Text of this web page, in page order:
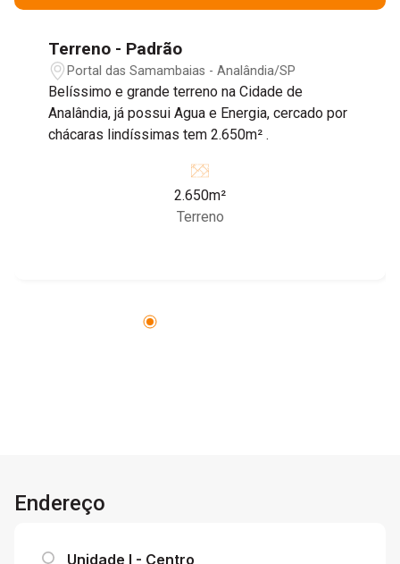
Terreno - Padrão
Portal das Samambaias - Analândia/SP
Belíssimo e grande terreno na Cidade de
Analândia, já possui Agua e Energia, cercado por
chácaras lindíssimas tem 2.650m² .
2.650m²
Terreno
Endereço
Unidade I - Centro